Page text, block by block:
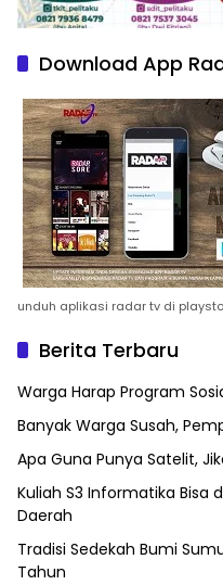
Download App
unduh aplikasi radar tv di
Berita Terbaru
Warga Harap Program
Banyak Warga Susah,
Apa Guna Punya Satelit,
Kuliah S3 Informatika Bisa
Daerah
Tradisi Sedekah Bumi
Tahun